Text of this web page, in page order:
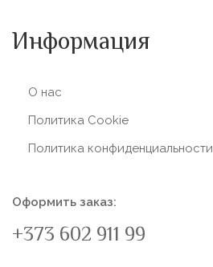
Информация
О нас
Политика Сookie
Политика конфиденциальности
Оформить заказ:
+373 602 911 99